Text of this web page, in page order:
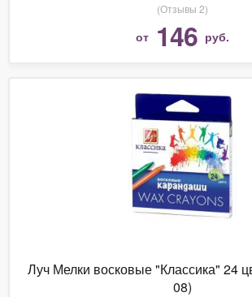
(Отзывы 2)
от 146 руб.
Луч Мелки восковые "Классика" 24
08)